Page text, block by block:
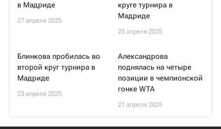
в Мадриде
27 апреля 2025
круге турнира в
Мадриде
25 апреля 2025
Блинкова пробилась во
второй круг турнира в
Мадриде
23 апреля 2025
Александрова
поднялась на четыре
позиции в чемпионской
гонке WTA
21 апреля 2025